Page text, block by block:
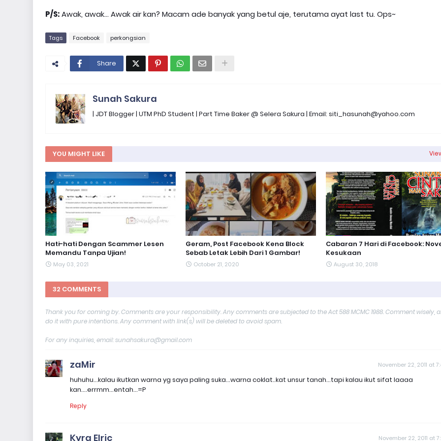
P/S:Awak, awak... Awak air kan? Macam ade banyak yang betul aje, terutama ayat last tu. Ops~
Tags Facebook perkongsian
Share
Sunah Sakura
| JDT Blogger | UTM PhD Student | Part Time Baker @ Selera Sakura | Email: siti_hasunah@yahoo.com
YOU MIGHT LIKE
Hati-hati Dengan Scammer Lesen
Memandu Tanpa Ujian!
May 03, 2021
Geram, Post Facebook Kena Block
Sebab Letak Lebih Dari 1 Gambar!
October 21, 2020
Cabaran 7 Hari di Facebook:
Kesukaan
August 30, 2018
32 COMMENTS
Thank you for coming by. Comments are your responsibility. Any comments are subjected to the Act 588 MCMC 1988. Comment wisely,
do it with pure intentions. Any comment with link(s) will be deleted to avoid spam.
For any inquiries, email: sunahsakura@gmail.com
zaMir November 22, 2011 at
huhuhu...kalau ikutkan warna yg saya paling suka...warna coklat..kat unsur tanah...tapi kalau ikut sifat laaaa
kan....errmm...entah...=P
Reply
Kyra Elric November 22, 2011 at